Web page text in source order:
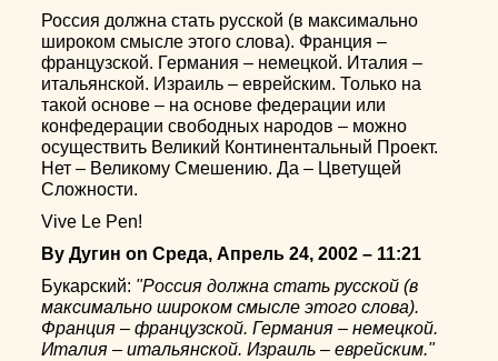
Россия должна стать русской (в максимально
широком смысле этого слова). Франция –
французской. Германия – немецкой. Италия –
итальянской. Израиль – еврейским. Только на
такой основе – на основе федерации или
конфедерации свободных народов – можно
осуществить Великий Континентальный Проект.
Нет – Великому Смешению. Да – Цветущей
Сложности.
Vive Le Pen!
By Дугин on Среда, Апрель 24, 2002 – 11:21
Букарский: "Россия должна стать русской (в
максимально широком смысле этого слова).
Франция – французской. Германия – немецкой.
Италия – итальянской. Израиль – еврейским."